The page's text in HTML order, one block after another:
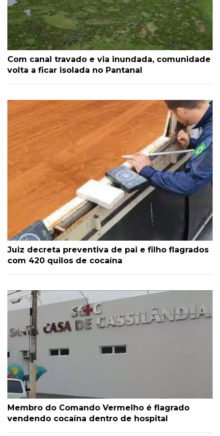
Com canal travado e via inundada, comunidade
volta a ficar isolada no Pantanal
Juiz decreta preventiva de pai e filho flagrados
com 420 quilos de cocaína
Membro do Comando Vermelho é flagrado
vendendo cocaína dentro de hospital